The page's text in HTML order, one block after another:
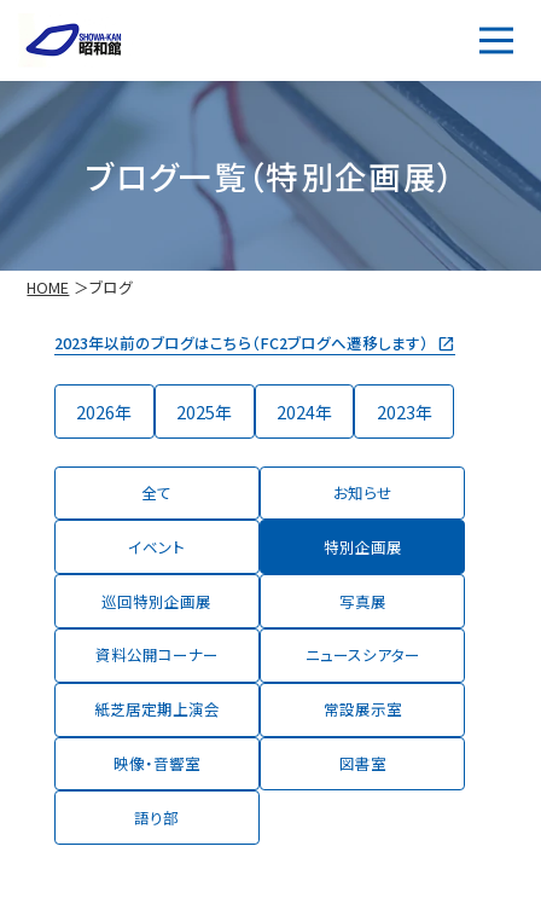
ブログ一覧（特別企画展）
HOME ブログ
2023年以前のブログはこちら（FC2ブログへ遷移します）
2026 2025 2024 2023
全て お知らせ
イベント 特別企画展
巡回特別企画展 写真展
資料公開コーナー ニュースシアター
紙芝居定期上演会 常設展示室
映像・音響室 図書室
語り部